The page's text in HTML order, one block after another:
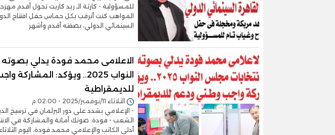
للمسؤولية - كارثة الـ ريد كاربت تحول أقدم
السينمائي الدولي، بصفته أقدم وأشهر
الاعلامى محمد فودة يدلي
النواب 2025.. ويؤكد:
للديمقراطية
الثلاثاء 11/نوفمبر/2025 - 02:00 م
- الإعلامي يشدد على دور البرلمان في ترسيخ
الشعب - فودة: صوتك أمانة والمشاركة في
أدلى الكاتب والإعلامي محمد فودة، اليوم